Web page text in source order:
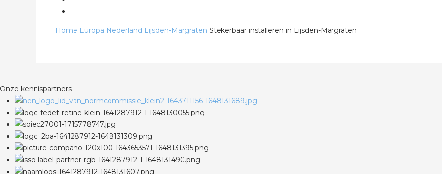
Home Europa Nederland Eijsden-Margraten Stekerbaar installeren in Eijsden-Margraten
Onze kennispartners